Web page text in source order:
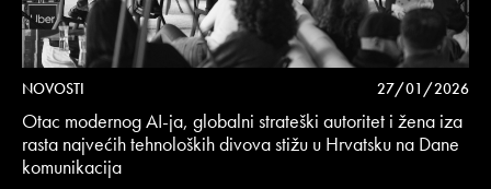
NOVOSTI 27/01/2026
Otac modernog AI-ja, globalni strateški autoritet i žena iza
rasta najvećih tehnoloških divova stižu u Hrvatsku na Dane
komunikacija